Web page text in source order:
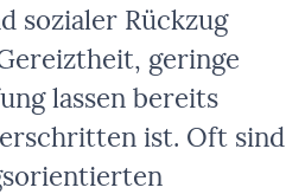
sozialer Rückzug
geringe
lassen bereits
ist. Oft sind